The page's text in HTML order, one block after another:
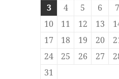
3
4 5 6 7
10
11 12 13
17
18 19 20
24
25 26 27
31